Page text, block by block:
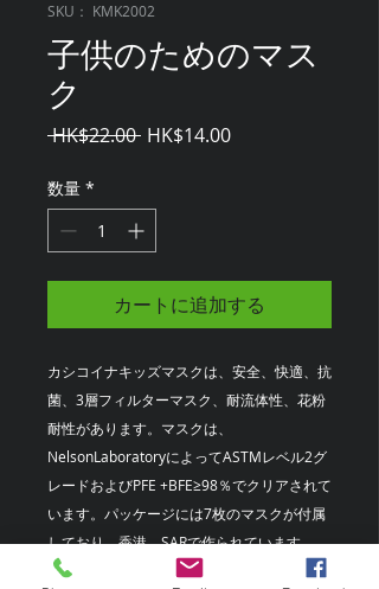
SKU： KMK2002
子供のためのマス
ク
HK$22.00 通
格
HK$14.00セ
数量 *
カートに追加する
カシコイナキッズマスクは、安全、快適、抗
菌、3層フィルターマスク、耐流体性、花粉
耐性があります。マスクは、
NelsonLaboratoryによってASTMレベル2グ
レードおよびPFE +BFE≥98％でクリアされて
います。パッケージには7枚のマスクが付属
しており、香港、SARで作られています。